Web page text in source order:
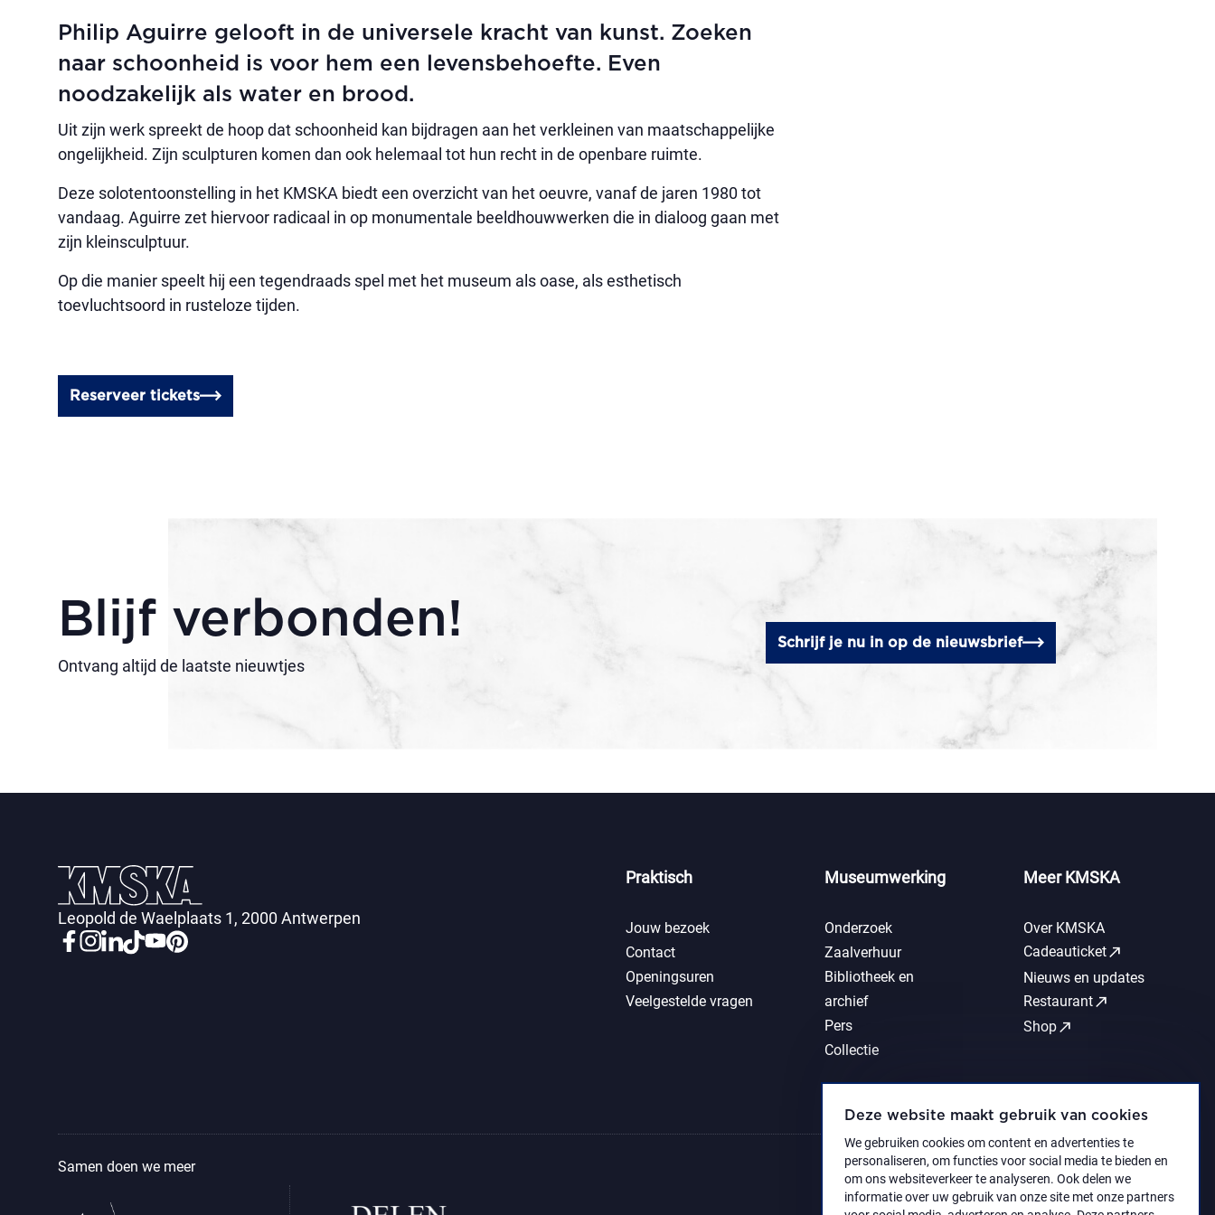
Deze website maakt gebruik van cookies
We gebruiken cookies om content en advertenties te
personaliseren, om functies voor social media te bieden en
om ons websiteverkeer te analyseren. Ook delen we
informatie over uw gebruik van onze site met onze partners
Philip Aguirre gelooft in de universele kracht van kunst. Zoeken
naar schoonheid is voor hem een levensbehoefte. Even
noodzakelijk als water en brood.
Uit zijn werk spreekt de hoop dat schoonheid kan bijdragen aan het verkleinen van maatschappelijke
ongelijkheid. Zijn sculpturen komen dan ook helemaal tot hun recht in de openbare ruimte.
Deze solotentoonstelling in het KMSKA biedt een overzicht van het oeuvre, vanaf de jaren 1980 tot
vandaag. Aguirre zet hiervoor radicaal in op monumentale beeldhouwwerken die in dialoog gaan met
zijn kleinsculptuur.
Op die manier speelt hij een tegendraads spel met het museum als oase, als esthetisch
toevluchtsoord in rusteloze tijden.
Reserveer tickets
Blijf verbonden!
Ontvang altijd de laatste nieuwtjes
Schrijf je nu in op de nieuwsbrief
Leopold de Waelplaats 1, 2000 Antwerpen
Praktisch
Jouw bezoek
Contact
Openingsuren
Veelgestelde vragen
Museumwerking
Onderzoek
Zaalverhuur
Bibliotheek en
archief
Pers
Collectie
Meer KMSKA
Over KMSKA
Cadeauticketcall_made
Nieuws en updates
Restaurantcall_made
Shopcall_made
Samen doen we meer